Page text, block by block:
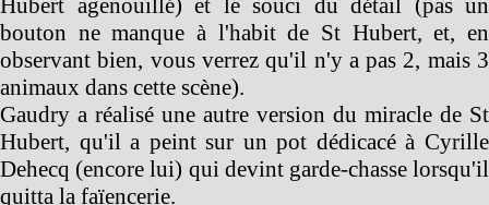
Hubert agenouillé) et le souci du détail (pas un
bouton ne manque à l'habit de St Hubert, et, en
observant bien, vous verrez qu'il n'y a pas 2, mais 3
animaux dans cette scène).
Gaudry a réalisé une autre version du miracle de St
Hubert, qu'il a peint sur un pot dédicacé à Cyrille
Dehecq (encore lui) qui devint garde-chasse lorsqu'il
quitta la faïencerie.